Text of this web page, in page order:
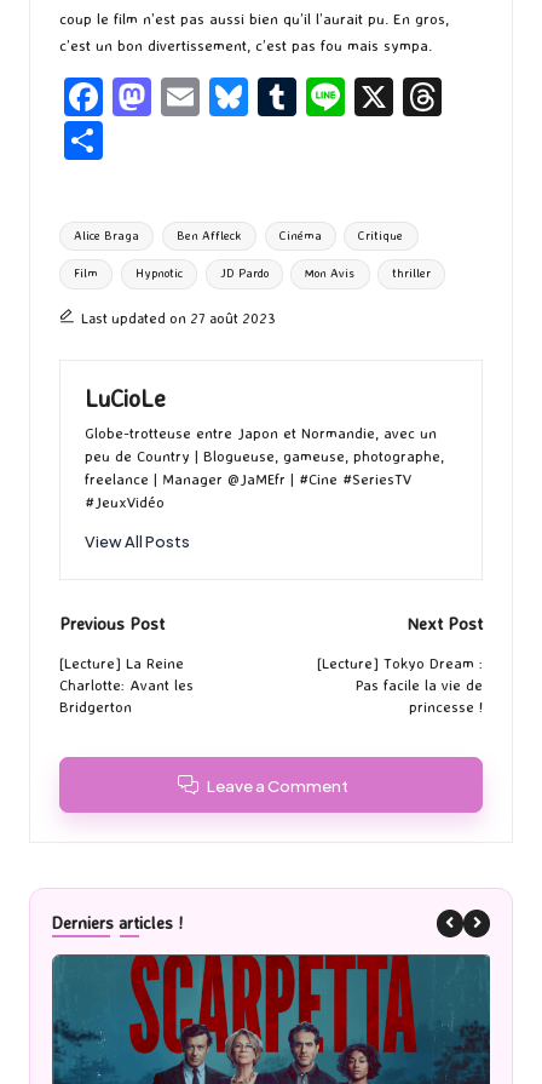
coup le film n’est pas aussi bien qu’il l’aurait pu. En gros,
c’est un bon divertissement, c’est pas fou mais sympa.
Fa
o
o
k
M
d
o
n
E
l
Bl
ky
T
bl
r
Li X
ta
g
er
Tags:
Alice Braga Ben Affleck Cinéma Critique
Film Hypnotic JD Pardo Mon Avis thriller
Last updated on 27 août 2023
LuCioLe
Globe-trotteuse entre Japon et Normandie, avec un
peu de Country | Blogueuse, gameuse, photographe,
freelance | Manager @JaMEfr | #Cine #SeriesTV
#JeuxVidéo
View All Posts
Post
navigation
Previous Post
[Lecture] La Reine
Charlotte: Avant les
Bridgerton
Next Post
[Lecture] Tokyo Dream :
Pas facile la vie de
princesse !
Leave a Comment
Derniers articles !